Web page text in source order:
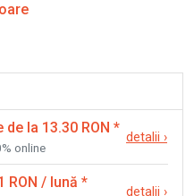
de la 13.30 RON *
online
detalii ›
RON / lună *
detalii ›